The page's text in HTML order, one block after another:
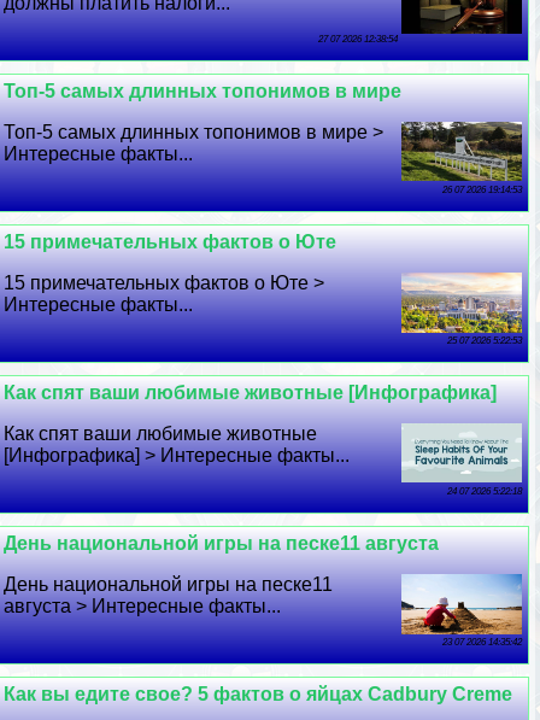
27 07 2026 12:38:54
Топ-5 самых длинных топонимов в мире
Топ-5 самых длинных топонимов в мире >
Интересные факты...
26 07 2026 19:14:53
15 примечательных фактов о Юте
15 примечательных фактов о Юте >
Интересные факты...
25 07 2026 5:22:53
Как спят ваши любимые животные [Инфографика]
Как спят ваши любимые животные
[Инфографика] > Интересные факты...
24 07 2026 5:22:18
День национальной игры на песке11 августа
День национальной игры на песке11
августа > Интересные факты...
23 07 2026 14:35:42
Как вы едите свое? 5 фактов о яйцах Cadbury Creme